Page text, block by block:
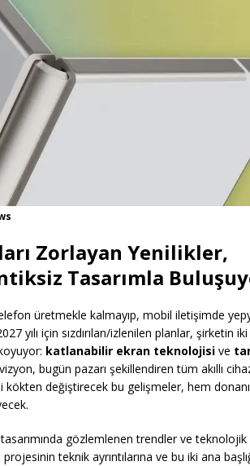
Zorlayan Yenilikler,
Tasarımla
üretmekle kalmayıp, mobil iletişimde
yılı için sızdırılan/izlenilen planlar, şirketin
katlanabilir ekran teknolojisi ve
bugün pazarı şekillendiren tüm akıllı
kökten değiştirecek bu gelişmeler, hem
gözlemlenen trendler ve teknolojik
teknik ayrıntılarına ve bu iki ana